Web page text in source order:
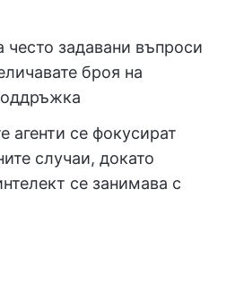
често задавани въпроси
броя на
агенти се фокусират
случаи, докато
се занимава с